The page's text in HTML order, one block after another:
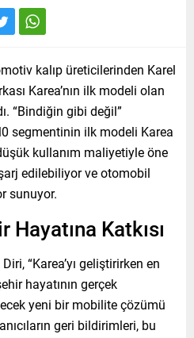
kalıp üreticilerinden Karel
Karea’nın ilk modeli olan
“Bindiğin gibi değil”
segmentinin ilk modeli Karea
kullanım maliyetiyle öne
edilebiliyor ve otomobil
sunuyor.
Hayatına Katkısı
“Karea’yı geliştirirken en
hayatının gerçek
yeni bir mobilite çözümü
geri bildirimleri, bu